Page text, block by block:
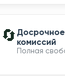
🔄 комиссий
Полная